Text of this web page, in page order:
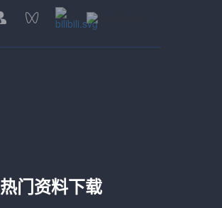
热门资料下载